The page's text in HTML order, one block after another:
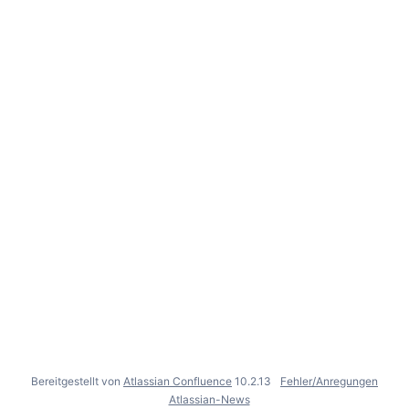
Bereitgestellt von Atlassian Confluence 10.2.13
Fehler/Anregungen
Atlassian-News